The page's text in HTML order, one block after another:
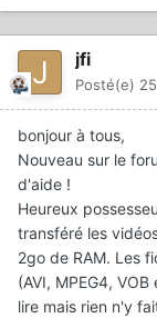
jfi
Posté(e)
bonjour à tous,
Nouveau sur le
d'aide !
Heureux
transféré les
2go de RAM. Les
(AVI, MPEG4,
lire mais rien n'y